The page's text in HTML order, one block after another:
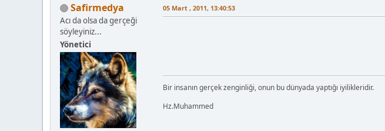
Safirmedya
Acı da olsa da gerçeği
söyleyiniz...
Yönetici
05 Mart , 2011, 13:40:53
Bir insanın gerçek zenginliği, onun bu dünyada yaptığı iyilikleridir.
Hz.Muhammed